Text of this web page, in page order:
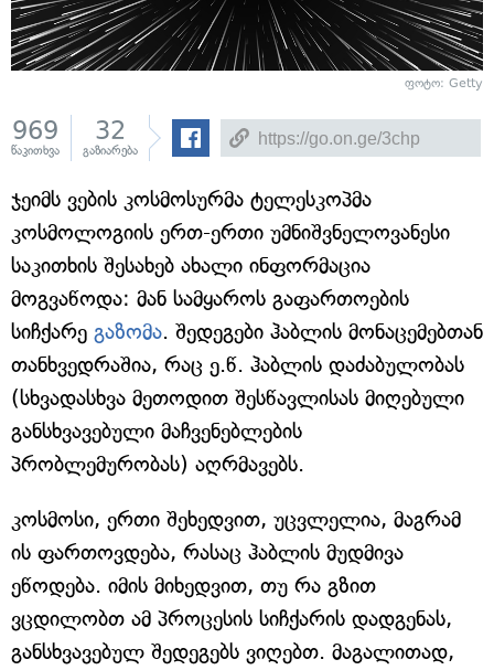
ფოტო: Getty
969
წაკითხვა
32
გაზიარება
ჯეიმს ვების კოსმოსურმა ტელესკოპმა
კოსმოლოგიის ერთ-ერთი უმნიშვნელოვანესი
საკითხის შესახებ ახალი ინფორმაცია
მოგვაწოდა: მან სამყაროს გაფართოების
სიჩქარე გაზომა. შედეგები ჰაბლის მონაცემებთან
თანხვედრაშია, რაც ე.წ. ჰაბლის დაძაბულობას
(სხვადასხვა მეთოდით შესწავლისას მიღებული
განსხვავებული მაჩვენებლების
პრობლემურობას) აღრმავებს.
კოსმოსი, ერთი შეხედვით, უცვლელია, მაგრამ
ის ფართოვდება, რასაც ჰაბლის მუდმივა
ეწოდება. იმის მიხედვით, თუ რა გზით
ვცდილობთ ამ პროცესის სიჩქარის დადგენას,
განსხვავებულ შედეგებს ვიღებთ. მაგალითად,